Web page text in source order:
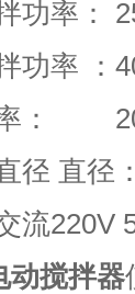
功率：
功率 ：
率：
径 直径
流220V
动搅拌器